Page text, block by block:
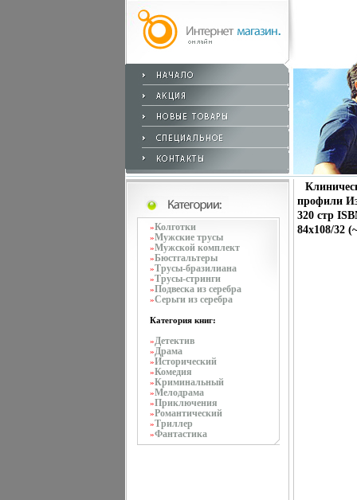
»Колготки
»Мужские трусы
»Мужской комплект
»Бюстгальтеры
»Трусы-бразилиана
»Трусы-стринги
»Подвеска из серебра
»Серьги из серебра
Категория книг:
»Детектив
»Драма
»Исторический
»Комедия
»Криминальный
»Мелодрама
»Приключения
»Романтический
»Триллер
»Фантастика
профили
320 стр
84x108/32